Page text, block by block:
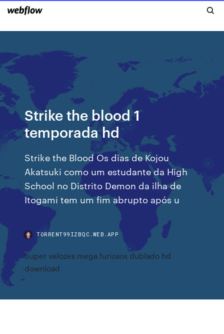
Strike the blood 1
temporada hd
Strike the Blood Os dias de Kojou
Akatsuki como um estudante da High
School no Distrito Demon da ilha de
Itogami tem um fim abrupto após u
TORRENT99IZBQC.WEB.APP
Super velozes mega furiosos dublado hd
download